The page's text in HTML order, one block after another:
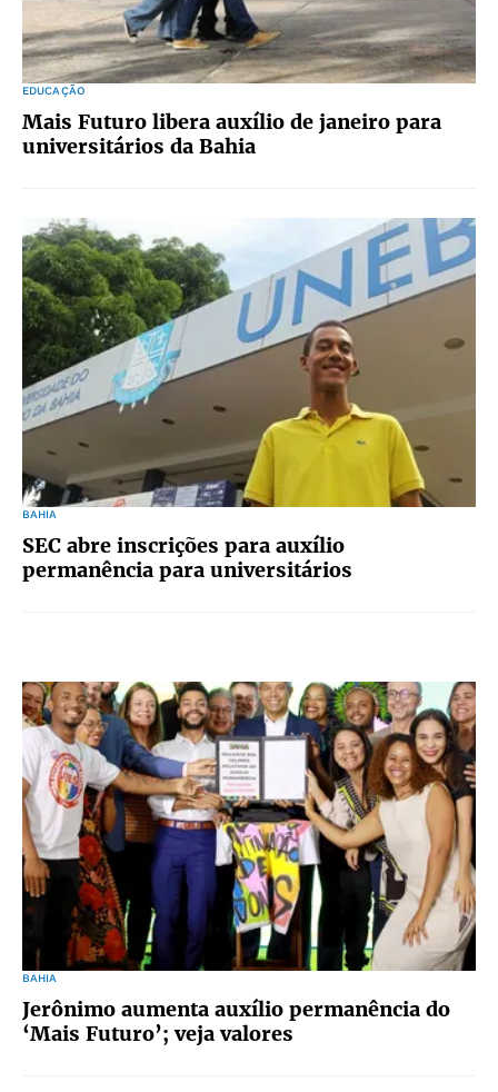
EDUCAÇÃO
Mais Futuro libera auxílio de janeiro para
universitários da Bahia
BAHIA
SEC abre inscrições para auxílio
permanência para universitários
BAHIA
Jerônimo aumenta auxílio permanência do
‘Mais Futuro’; veja valores